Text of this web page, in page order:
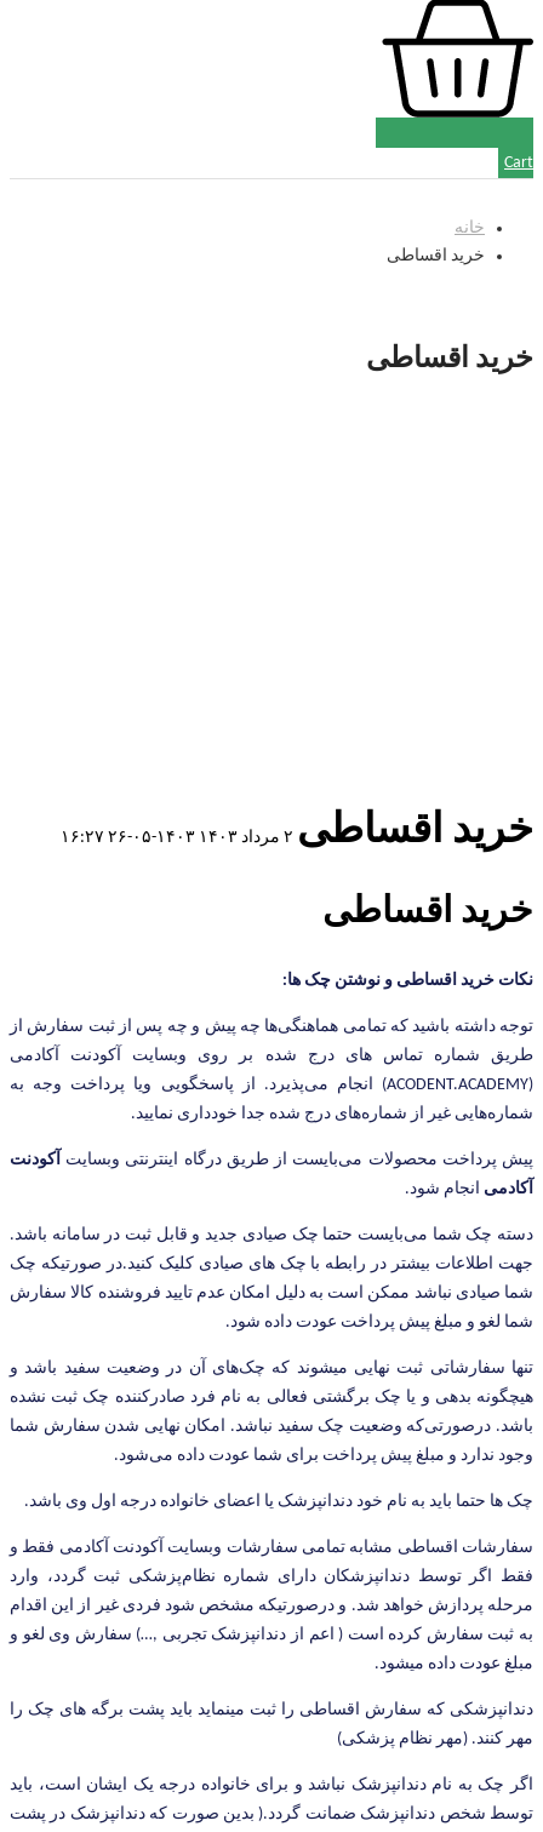
Cart
خانه
خرید اقساطی
خرید اقساطی
خرید اقساطی ۲ مرداد ۱۴۰۳ ۱۴۰۳-۰۵-۲۶ ۱۶:۲۷
خرید اقساطی
نکات خرید اقساطی و نوشتن چک ها:
توجه داشته باشید که تمامی هماهنگی‌ها چه پیش و چه پس از ثبت سفارش از
طریق شماره تماس های درج شده بر روی وبسایت آکودنت آکادمی
(ACODENT.ACADEMY) انجام می‌پذیرد. از پاسخگویی ویا پرداخت وجه به
شماره‌هایی غیر از شماره‌های درج شده جدا خودداری نمایید.
پیش پرداخت محصولات می‌بایست از طریق درگاه اینترنتی وبسایت آکودنت
آکادمی انجام شود.
دسته چک شما می‌بایست حتما چک صیادی جدید و قابل ثبت در سامانه باشد.
جهت اطلاعات بیشتر در رابطه با چک های صیادی کلیک کنید.در صورتیکه چک
شما صیادی نباشد ممکن است به دلیل امکان عدم تایید فروشنده کالا سفارش
شما لغو و مبلغ پیش پرداخت عودت داده شود.
تنها سفارشاتی ثبت نهایی میشوند که چک‌های آن در وضعیت سفید باشد و
هیچگونه بدهی و یا چک برگشتی فعالی به نام فرد صادرکننده چک ثبت نشده
باشد. درصورتی‌که وضعیت چک سفید نباشد. امکان نهایی شدن سفارش شما
وجود ندارد و مبلغ پیش پرداخت برای شما عودت داده می‌شود.
چک ها حتما باید به نام خود دندانپزشک یا اعضای خانواده درجه اول وی باشد.
سفارشات اقساطی مشابه تمامی سفارشات وبسایت آکودنت آکادمی فقط و
فقط اگر توسط دندانپزشکان دارای شماره نظام‌پزشکی ثبت گردد، وارد
مرحله پردازش خواهد شد. و درصورتیکه مشخص شود فردی غیر از این اقدام
به ثبت سفارش کرده است ( اعم از دندانپزشک تجربی ,…) سفارش وی لغو و
مبلغ عودت داده میشود.
دندانپزشکی که سفارش اقساطی را ثبت مینماید باید پشت برگه های چک را
مهر کنند. (مهر نظام پزشکی)
اگر چک به نام دندانپزشک نباشد و برای خانواده درجه یک ایشان است، باید
توسط شخص دندانپزشک ضمانت گردد.( بدین صورت که دندانپزشک در پشت